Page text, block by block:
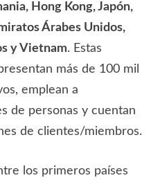
Hong Kong, Japón,
Árabes Unidos,
y Vietnam. Estas
más de 100 mil
emplean a
de personas y cuentan
de clientes/miembros.
los primeros países